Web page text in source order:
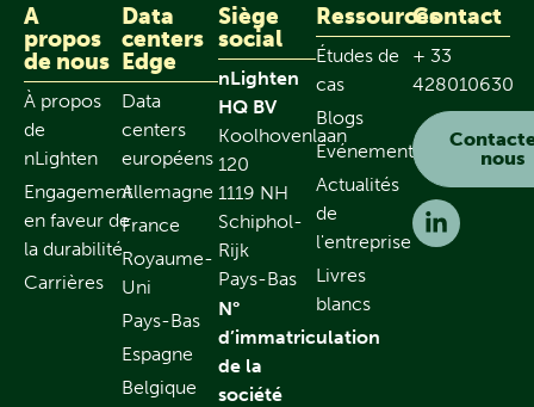
A
propos
de nous
À propos
de
nLighten
Engagement
en faveur de
la durabilité
Carrières
Data
centers
Edge
Data
centers
européens
Allemagne
France
Royaume-
Uni
Pays-Bas
Espagne
Belgique
Siège
social
nLighten
HQ BV
Koolhovenlaan
120
1119 NH
Schiphol-
Rijk
Pays-Bas
N°
d’immatriculation
de la
société
Ressources
Études de
cas
Blogs
Événements
Actualités
de
l'entreprise
Livres
blancs
Contact
+ 33
428010630
nous